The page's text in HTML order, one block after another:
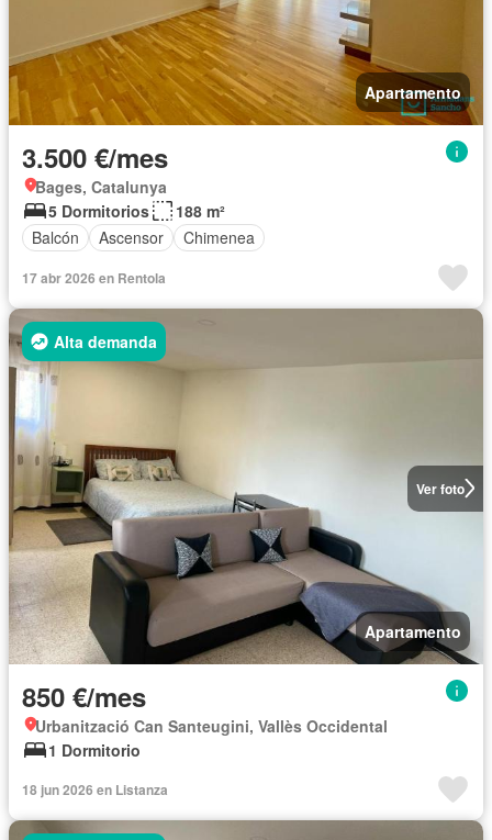
Apartamento
3.500 €/mes
Bages, Catalunya
5 Dormitorios
188 m²
Balcón
Ascensor Chimenea
17 abr 2026 en Rentola
Ver foto
Alta demanda
Apartamento
850 €/mes
Urbanització Can Santeugini, Vallès Occidental
1 Dormitorio
18 jun 2026 en Listanza